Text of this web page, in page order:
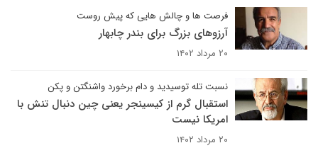
فرصت ها و چالش هایی که پیش روست
آرزوهای بزرگ برای بندر چابهار
۲۰ مرداد ۱۴۰۲
نسبت تله توسیدید و دام برخورد واشنگتن و پکن
استقبال گرم از کیسینجر یعنی چین دنبال تنش با
امریکا نیست
۲۰ مرداد ۱۴۰۲